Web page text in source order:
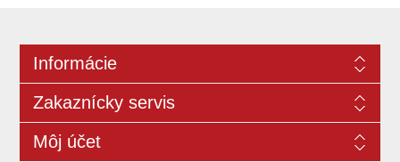
Informácie
Zakaznícky servis
Môj účet